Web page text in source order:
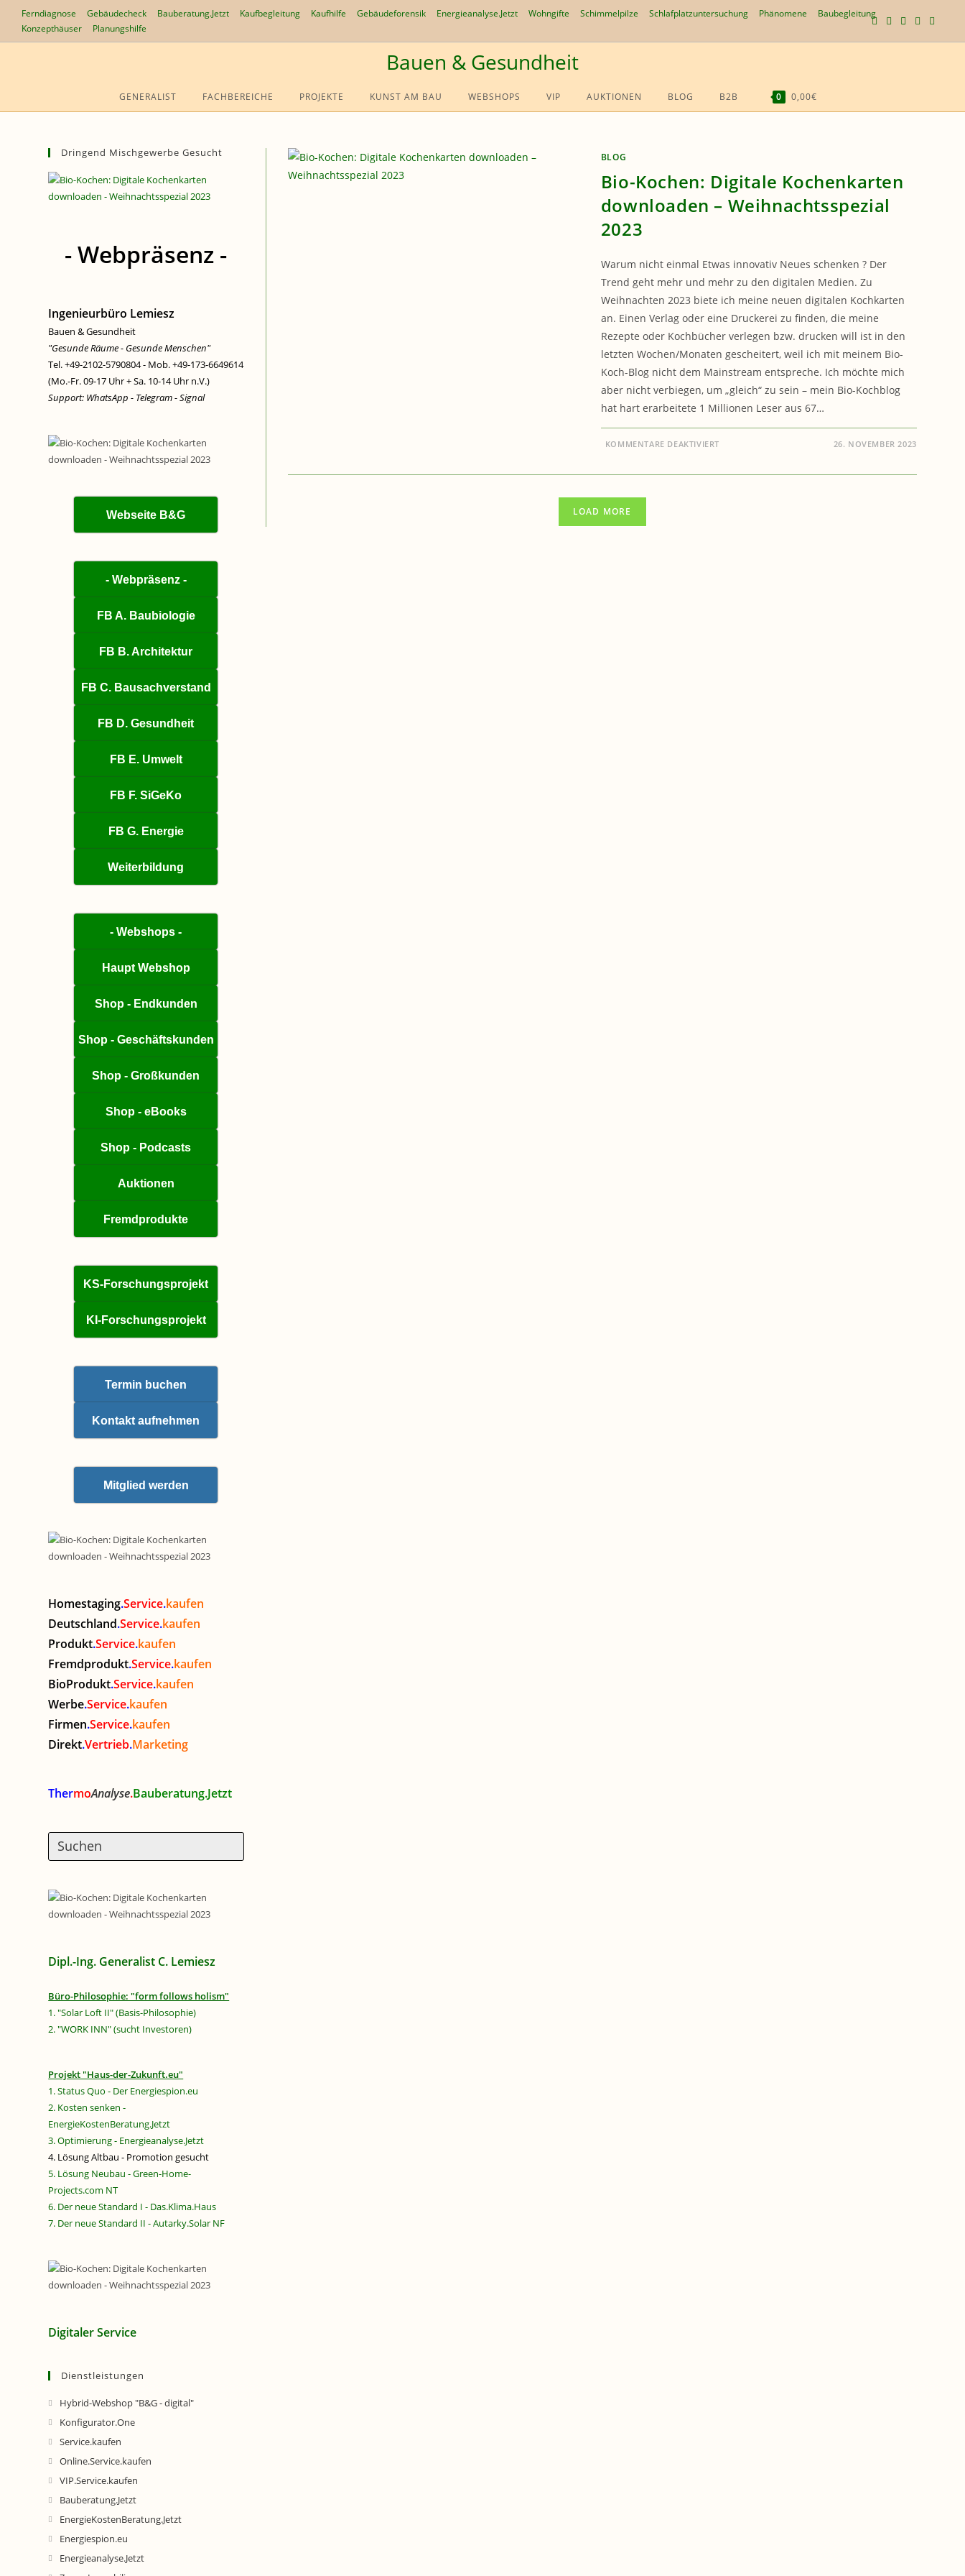
Inhalt
springen
Ferndiagnose Gebäudecheck Bauberatung.Jetzt Kaufbegleitung Kaufhilfe Gebäudeforensik Energieanalyse.Jetzt Wohngifte Schimmelpilze Schlafplatzuntersuchung Phänomene
Baubegleitung
Konzepthäuser
Planungshilfe
Bauen & Gesundheit
GENERALIST FACHBEREICHE PROJEKTE KUNST AM BAU WEBSHOPS VIP AUKTIONEN BLOG B2B 0 0,00€
WEBSITE-
Dringend Mischgewerbe Gesucht
- Webpräsenz -
Ingenieurbüro Lemiesz
Bauen & Gesundheit
"Gesunde Räume - Gesunde Menschen"
Tel. +49-2102-5790804 - Mob. +49-173-6649614
(Mo.-Fr. 09-17 Uhr + Sa. 10-14 Uhr n.V.)
Support: WhatsApp - Telegram - Signal
Webseite B&G
- Webpräsenz -
FB A. Baubiologie
FB B. Architektur
FB C. Bausachverstand
FB D. Gesundheit
FB E. Umwelt
FB F. SiGeKo
FB G. Energie
Weiterbildung
- Webshops -
Haupt Webshop
Shop - Endkunden
Shop - Geschäftskunden
Shop - Großkunden
Shop - eBooks
Shop - Podcasts
Auktionen
Fremdprodukte
KS-Forschungsprojekt
KI-Forschungsprojekt
Termin buchen
Kontakt aufnehmen
Mitglied werden
Homestaging.Service.kaufen
Deutschland.Service.kaufen
Produkt.Service.kaufen
Fremdprodukt.Service.kaufen
BioProdukt.Service.kaufen
Werbe.Service.kaufen
Firmen.Service.kaufen
Direkt.Vertrieb.Marketing
ThermoAnalyse.Bauberatung.Jetzt
Dipl.-Ing. Generalist C. Lemiesz
Büro-Philosophie: "form follows holism"
1. "Solar Loft II" (Basis-Philosophie)
2. "WORK INN" (sucht Investoren)
Projekt "Haus-der-Zukunft.eu"
1. Status Quo - Der Energiespion.eu
2. Kosten senken -
EnergieKostenBeratung.Jetzt
3. Optimierung - Energieanalyse.Jetzt
4. Lösung Altbau - Promotion gesucht
5. Lösung Neubau - Green-Home-
Projects.com NT
6. Der neue Standard I - Das.Klima.Haus
7. Der neue Standard II - Autarky.Solar NF
Digitaler Service
Dienstleistungen
Hybrid-Webshop "B&G - digital"
Konfigurator.One
Service.kaufen
Online.Service.kaufen
VIP.Service.kaufen
Bauberatung.Jetzt
EnergieKostenBeratung.Jetzt
Energiespion.eu
Energieanalyse.Jetzt
BLOG
Bio-Kochen: Digitale Kochenkarten
downloaden – Weihnachtsspezial
2023
Warum nicht einmal Etwas innovativ Neues schenken ? Der
Trend geht mehr und mehr zu den digitalen Medien. Zu
Weihnachten 2023 biete ich meine neuen digitalen Kochkarten
an. Einen Verlag oder eine Druckerei zu finden, die meine
Rezepte oder Kochbücher verlegen bzw. drucken will ist in den
letzten Wochen/Monaten gescheitert, weil ich mit meinem Bio-
Koch-Blog nicht dem Mainstream entspreche. Ich möchte mich
aber nicht verbiegen, um „gleich“ zu sein – mein Bio-Kochblog
hat hart erarbeitete 1 Millionen Leser aus 67…
KOMMENTARE DEAKTIVIERT
DIGITALE
26. NOVEMBER 2023
LOAD MORE